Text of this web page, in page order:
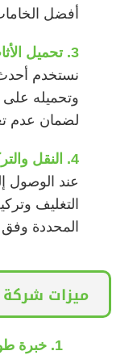
أفضل
3. تحميل الأثاث على السيارات:
نستخدم أحدث
وتحميله على
لضمان عدم
4. النقل والتركيب في الموقع الجديد:
عند الوصول
التغليف
المحددة
ميزات شركة
1. خبرة طويلة في المجال: